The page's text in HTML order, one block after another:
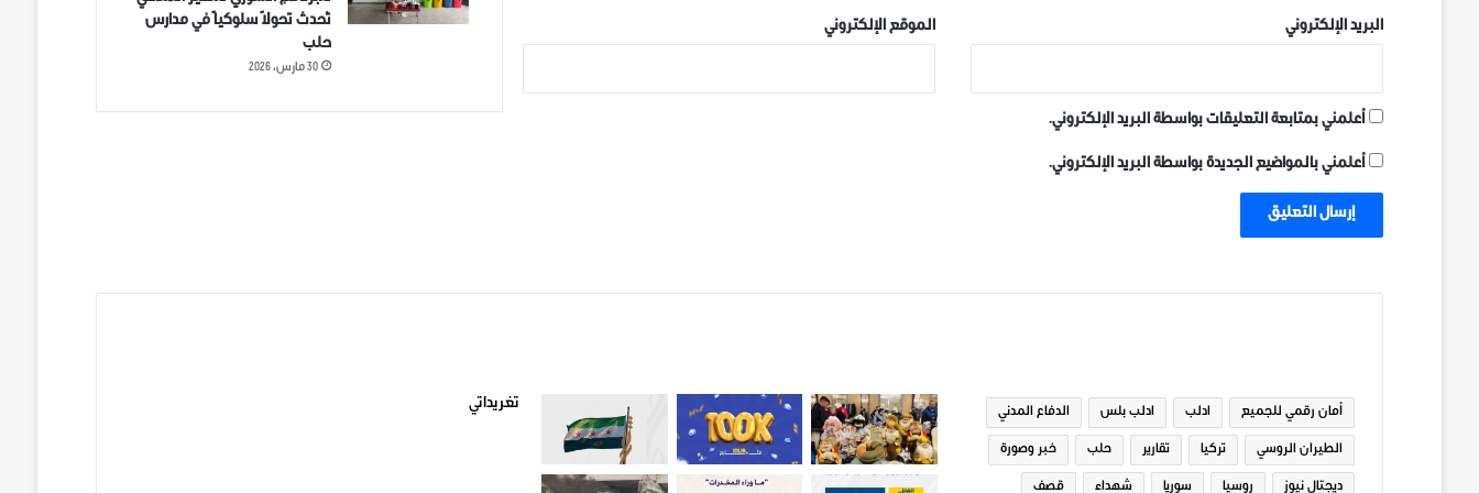
البريد الإلكتروني الموقع الإلكتروني
أعلمني بمتابعة التعليقات بواسطة البريد الإلكتروني.
أعلمني بالمواضيع الجديدة بواسطة البريد الإلكتروني.
تُحدث تحولاً سلوكياً في مدارس
حلب
30 مارس، 2026
أمان رقمي للجميع ادلب ادلب بلس الدفاع المدني
الطيران الروسي تركيا تقارير حلب خبر وصورة
ديجتال نيوز روسيا سوريا شهداء قصف
تغريداتي